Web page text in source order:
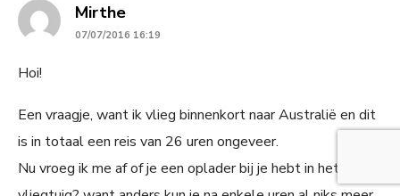
Mirthesays:
07/07/2016 16:19
Hoi!
Een vraagje, want ik vlieg binnenkort naar Australië en dit
is in totaal een reis van 26 uren ongeveer.
Nu vroeg ik me af of je een oplader bij je hebt in het